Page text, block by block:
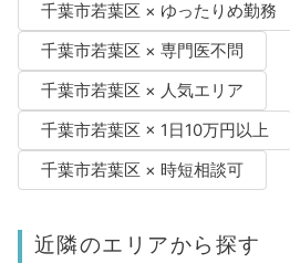
千葉市若葉区 × ゆったりめ勤務
千葉市若葉区 × 専門医不問
千葉市若葉区 × 人気エリア
千葉市若葉区 × 1日10万円以上
千葉市若葉区 × 時短相談可
近隣のエリアから探す